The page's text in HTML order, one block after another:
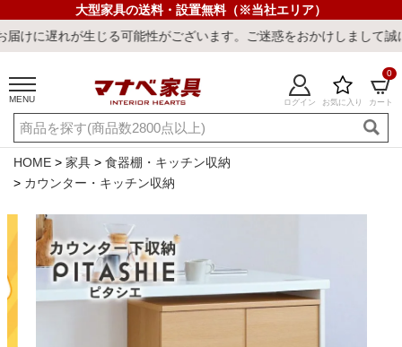
大型家具の送料・設置無料（※当社エリア）
る可能性がございます。ご迷惑をおかけしまして誠に申し訳ござ
MENU ログイン お気に入り カート
0
ご利用ガイド 新規会員登録
店舗一覧 閲覧履歴
よくある質問
キーワード・商品番号で探す
HOME 家具
食器棚・キッチン収納
カウンター・キッチン収納